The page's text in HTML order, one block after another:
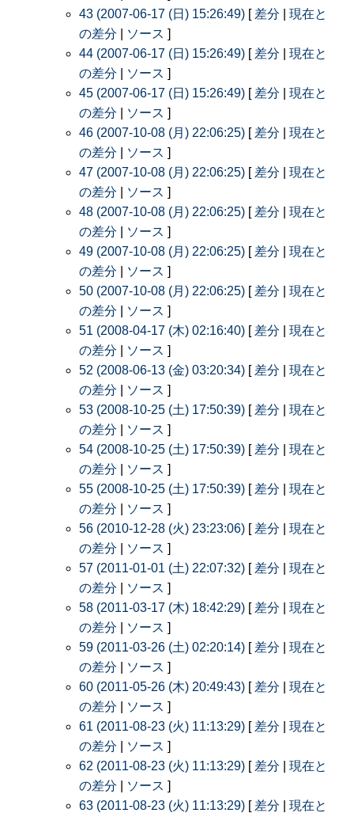
43 (2007-06-17 (日) 15:26:49) [ 差分
現在と
の差分
ソース ]
44 (2007-06-17 (日) 15:26:49) [ 差分
現在と
の差分
ソース ]
45 (2007-06-17 (日) 15:26:49) [ 差分
現在と
の差分
ソース ]
46 (2007-10-08 (月) 22:06:25) [ 差分
現在と
の差分
ソース ]
47 (2007-10-08 (月) 22:06:25) [ 差分
現在と
の差分
ソース ]
48 (2007-10-08 (月) 22:06:25) [ 差分
現在と
の差分
ソース ]
49 (2007-10-08 (月) 22:06:25) [ 差分
現在と
の差分
ソース ]
50 (2007-10-08 (月) 22:06:25) [ 差分
現在と
の差分
ソース ]
51 (2008-04-17 (木) 02:16:40) [ 差分
現在と
の差分
ソース ]
52 (2008-06-13 (金) 03:20:34) [ 差分
現在と
の差分
ソース ]
53 (2008-10-25 (土) 17:50:39) [ 差分
現在と
の差分
ソース ]
54 (2008-10-25 (土) 17:50:39) [ 差分
現在と
の差分
ソース ]
55 (2008-10-25 (土) 17:50:39) [ 差分
現在と
の差分
ソース ]
56 (2010-12-28 (火) 23:23:06) [ 差分
現在と
の差分
ソース ]
57 (2011-01-01 (土) 22:07:32) [ 差分
現在と
の差分
ソース ]
58 (2011-03-17 (木) 18:42:29) [ 差分
現在と
の差分
ソース ]
59 (2011-03-26 (土) 02:20:14) [ 差分
現在と
の差分
ソース ]
60 (2011-05-26 (木) 20:49:43) [ 差分
現在と
の差分
ソース ]
61 (2011-08-23 (火) 11:13:29) [ 差分
現在と
の差分
ソース ]
62 (2011-08-23 (火) 11:13:29) [ 差分
現在と
の差分
ソース ]
63 (2011-08-23 (火) 11:13:29) [ 差分
現在と